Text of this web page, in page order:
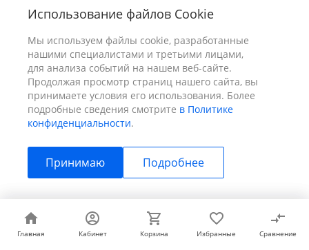
Использование файлов Cookie
Мы используем файлы cookie, разработанные
нашими специалистами и третьими лицами,
для анализа событий на нашем веб-сайте.
Продолжая просмотр страниц нашего сайта, вы
принимаете условия его использования. Более
подробные сведения смотрите в Политике
конфиденциальности.
Принимаю Подробнее
Главная Кабинет Корзина Избранные Сравнение
Главная Кабинет Корзина Избранные Сравнение
+7 (391) 298-00-11 Заказать звонок
г. Красноярск, пер. Телевизорный 9 "А" ООО "ПРИЗМ"
© 2026 ПРИЗМ, Все права защищены